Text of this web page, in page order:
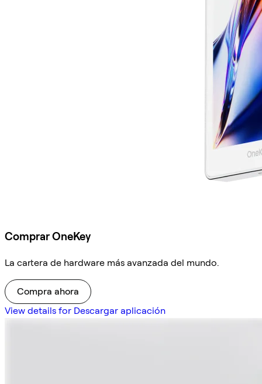
Comprar OneKey
La cartera de hardware más avanzada del mundo.
Compra ahora
View details for Descargar aplicación